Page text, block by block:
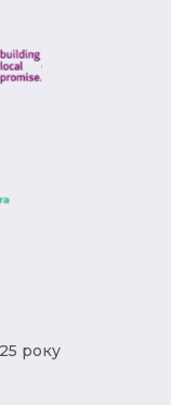
року